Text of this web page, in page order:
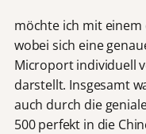
möchte ich mit
wobei sich eine
Microport individuell
darstellt. Insgesamt
auch durch die
500 perfekt in die